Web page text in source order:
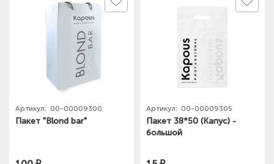
Тел: +7-903-947-9492
Тел: +7-3852-721-001
(на карте)
(на карте)
Артикул: 00-00009300
Пакет "Blond bar"
Артикул: 00-00009305
Пакет 38*50 (Капус) -
большой